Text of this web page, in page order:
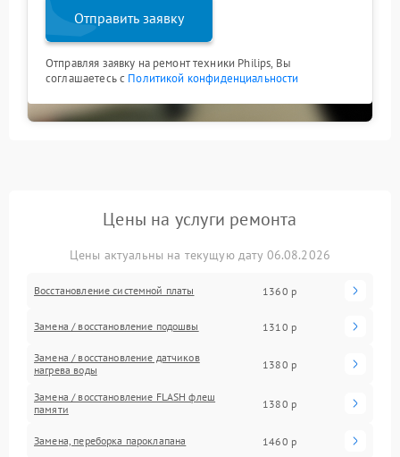
Отправить заявку
Отправляя заявку на ремонт техники Philips, Вы
соглашаетесь с Политикой конфиденциальности
Цены на услуги ремонта
Цены актуальны на текущую дату 06.08.2026
Восстановление системной платы 1360 р
Замена / восстановление подошвы 1310 р
Замена / восстановление датчиков
нагрева воды
1380 р
Замена / восстановление FLASH флеш
памяти
1380 р
Замена, переборка пароклапана 1460 р